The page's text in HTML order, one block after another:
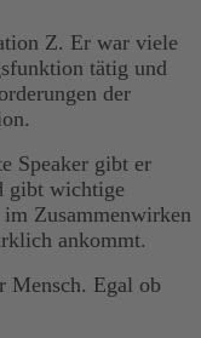
Z. Er war viele
tätig und
der
Speaker gibt er
gibt wichtige
Zusammenwirken
ankommt.
Mensch. Egal ob